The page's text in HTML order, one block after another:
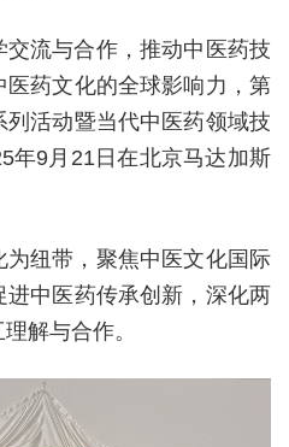
流与合作，推动中医药技
药文化的全球影响力，第
活动暨当代中医药领域技
年9月21日在北京马达加斯
纽带，聚焦中医文化国际
中医药传承创新，深化两
解与合作。